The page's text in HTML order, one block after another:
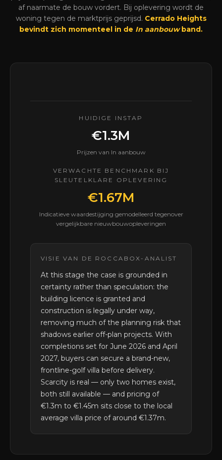
af naarmate de bouw vordert. Bij oplevering wordt de
woning tegen de marktprijs geprijsd. Cerrado Heights
bevindt zich momenteel in de In aanbouwband.
HUIDIGE INSTAP
€1.3M
Prijzen van In aanbouw
VERWACHTE BENCHMARK BIJ
SLEUTELKLARE OPLEVERING
€1.67M
Indicatieve waardestijging gemodelleerd tegenover
vergelijkbare nieuwbouwopleveringen
VISIE VAN DE ROCCABOX-ANALIST
At this stage the case is grounded in
certainty rather than speculation: the
building licence is granted and
construction is legally under way,
removing much of the planning risk that
shadows earlier off-plan projects. With
completions set for June 2026 and April
2027, buyers can secure a brand-new,
frontline-golf villa before delivery.
Scarcity is real — only two homes exist,
both still available — and pricing of
€1.3m to €1.45m sits close to the local
average villa price of around €1.37m.